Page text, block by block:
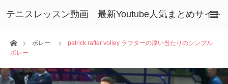
テニスレッスン動画 最新Youtube人気まとめサイト
ホームボレー
patrick rafter volley ラフターの厚い当たりのシンプル
ボレー